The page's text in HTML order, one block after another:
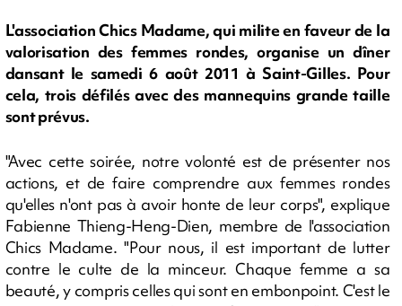
L'association Chics Madame, qui milite en faveur de la
valorisation des femmes rondes, organise un dîner
dansant le samedi 6 août 2011 à Saint-Gilles. Pour
cela, trois défilés avec des mannequins grande taille
sont prévus.
"Avec cette soirée, notre volonté est de présenter nos
actions, et de faire comprendre aux femmes rondes
qu'elles n'ont pas à avoir honte de leur corps", explique
Fabienne Thieng-Heng-Dien, membre de l'association
Chics Madame. "Pour nous, il est important de lutter
contre le culte de la minceur. Chaque femme a sa
beauté, y compris celles qui sont en embonpoint. C'est le